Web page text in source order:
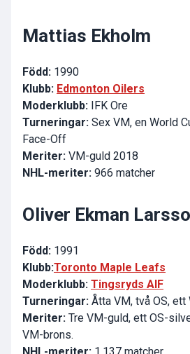
Mattias Ekholm
Född: 1990
Klubb: Edmonton Oilers
Moderklubb: IFK Ore
Turneringar: Sex VM, en World
Face-Off
Meriter: VM-guld 2018
NHL-meriter: 966 matcher
Oliver Ekman
Född: 1991
Klubb:Toronto Maple Leafs
Moderklubb: Tingsryds AIF
Turneringar: Åtta VM, två OS, ett
Meriter: Tre VM-guld, ett OS-
VM-brons.